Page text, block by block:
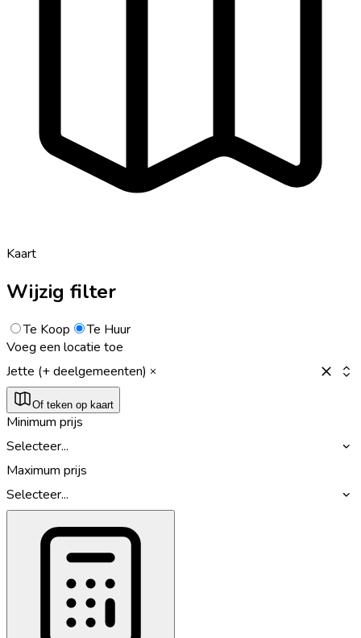
Kaart
Wijzig filter
Te Koop
Te Huur
Voeg een locatie toe
Jette (+ deelgemeenten)
Of teken op kaart
Minimum prijs
Selecteer...
Maximum prijs
Selecteer...